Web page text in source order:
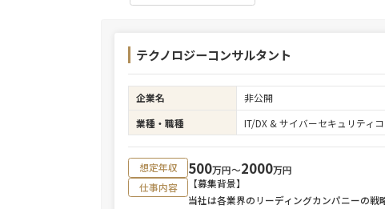
テクノロジーコンサルタント
企業名 非公開
業種・職種
IT/DX & サイバーセキュリティ
想定年収 500万円〜2000万円
仕事内容
【募集背景】
当社は各業界のリーディングカンパニーの戦